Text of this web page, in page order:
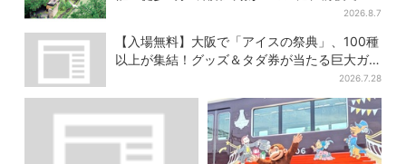
2026.8.7
【入場無料】大阪で「アイスの祭典」、100種
以上が集結！グッズ＆タダ券が当たる巨大ガ
2026.7.28